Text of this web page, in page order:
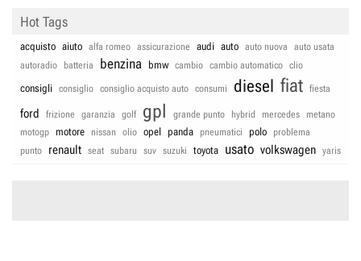
Hot Tags
acquisto aiuto alfa romeo assicurazione audi auto auto nuova
auto usata
autoradio
batteria benzina bmw cambio cambio automatico clio
consigli consiglio consiglio acquisto auto consumi diesel fiat fiesta
ford frizione garanzia golf gpl grande punto hybrid mercedes
metano
motogp
motore nissan olio opel panda pneumatici polo
problema
punto
renault seat subaru suv suzuki toyota usato volkswagen yaris